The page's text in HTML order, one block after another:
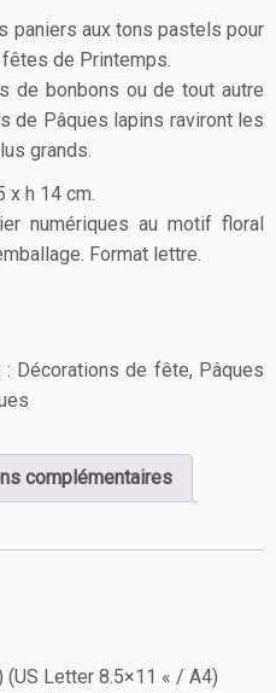
paniers aux tons pastels pour
de Printemps.
de bonbons ou de tout autre
de Pâques lapins raviront les
grands.
x h 14 cm.
numériques au motif floral
Format lettre.
: Décorations de fête, Pâques
complémentaires
Letter 8.5×11 « / A4)